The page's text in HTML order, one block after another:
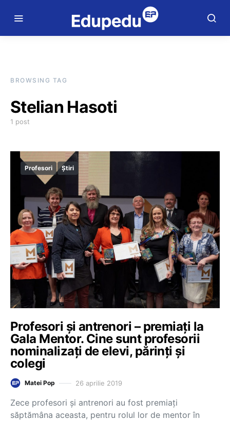
BROWSING TAG
Stelian Hasoti
1 post
Profesori Știri
Profesori și antrenori – premiați la
Gala Mentor. Cine sunt profesorii
nominalizați de elevi, părinți și
colegi
Matei Pop 26 aprilie 2019
Zece profesori și antrenori au fost premiați
săptămâna aceasta, pentru rolul lor de mentor în